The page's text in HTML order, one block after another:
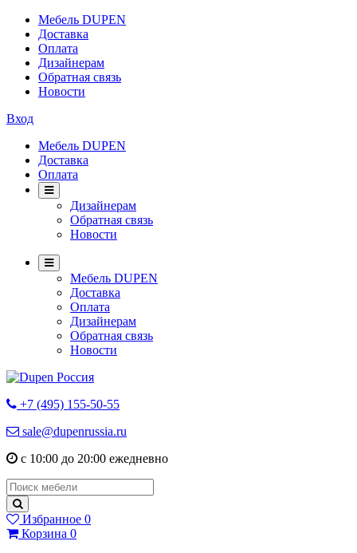
Мебель DUPEN
Доставка
Оплата
Дизайнерам
Обратная связь
Новости
Вход
Мебель DUPEN
Доставка
Оплата
Дизайнерам
Обратная связь
Новости
Мебель DUPEN
Доставка
Оплата
Дизайнерам
Обратная связь
Новости
+7 (495) 155-50-55
sale@dupenrussia.ru
с 10:00 до 20:00 ежедневно
Избранное 0
Корзина 0